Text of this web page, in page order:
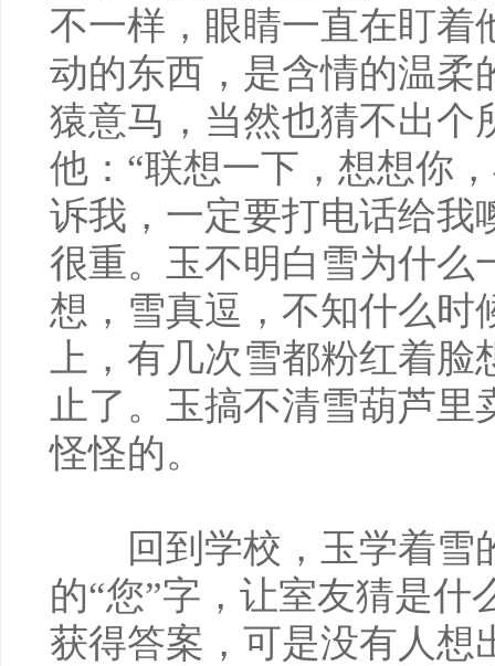
不一样，眼睛一直在盯着
动的东西，是含情的温柔
猿意马，当然也猜不出个
他：“联想一下，想想你
诉我，一定要打电话给我
很重。玉不明白雪为什么
想，雪真逗，不知什么时
上，有几次雪都粉红着脸
止了。玉搞不清雪葫芦里
怪怪的。
回到学校，玉学着雪
的“您”字，让室友猜是什
获得答案，可是没有人想